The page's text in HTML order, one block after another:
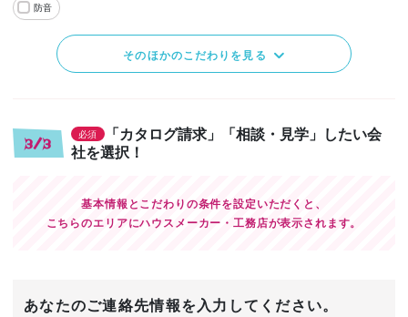
防音
そのほかのこだわりを見る
3/3
必須
「カタログ請求」「相談・見学」したい会
社を選択！
基本情報とこだわりの条件を設定いただくと、
こちらのエリアにハウスメーカー・工務店が表示されます。
あなたのご連絡先情報を入力してください。